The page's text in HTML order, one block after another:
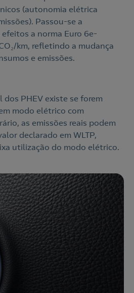
(autonomia elétrica
Passou-se a
a norma Euro 6e-
km, refletindo a mudança
e emissões.
PHEV existe se forem
modo elétrico com
as emissões reais podem
declarado em WLTP,
utilização do modo elétrico.